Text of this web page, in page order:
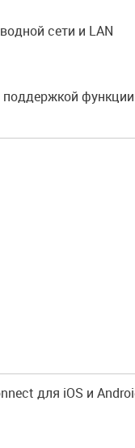
сети и LAN
для iOS и